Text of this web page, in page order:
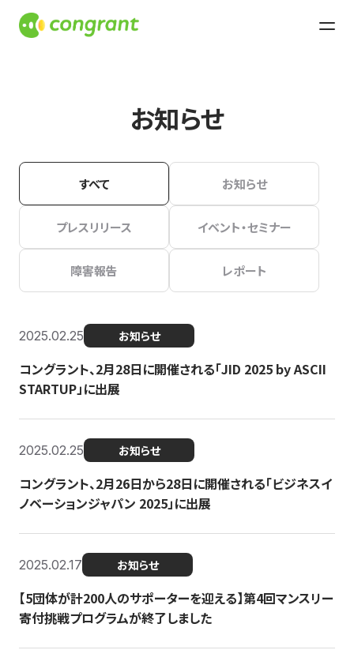
お知らせ
すべて お知らせ
プレスリリース イベント・セミナー
障害報告 レポート
2025.02.25 お知らせ
コングラント、2月28日に開催される「JID 2025 by ASCII
STARTUP」に出展
2025.02.25 お知らせ
コングラント、2月26日から28日に開催される「ビジネスイ
ノベーションジャパン 2025」に出展
2025.02.17 お知らせ
【5団体が計200人のサポーターを迎える】​​第4回マンスリー
寄付挑戦プログラムが終了しました